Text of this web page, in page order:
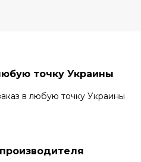
точку Украины
в любую точку Украины